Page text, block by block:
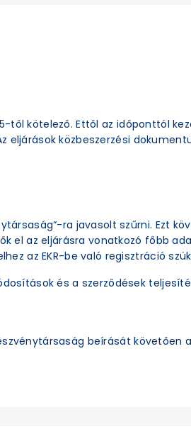
től kötelező. Ettől az időponttól
közbeszerzési
ra javasolt szűrni. Ezt
el az eljárásra vonatkozó főbb
az EKR-be való regisztráció
és a szerződések
beírását követően